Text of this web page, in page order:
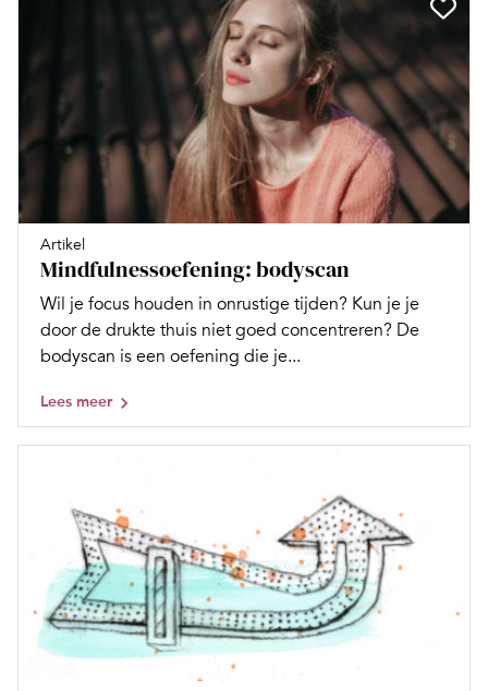
Artikel
Mindfulnessoefening: bodyscan
Wil je focus houden in onrustige tijden? Kun je je
door de drukte thuis niet goed concentreren? De
bodyscan is een oefening die je...
Lees meer